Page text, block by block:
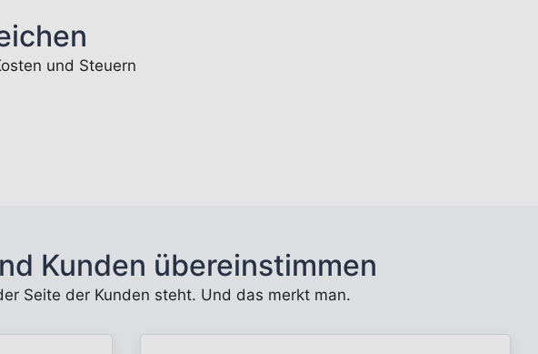
und Steuern
Kunden übereinstimmen
Seite der Kunden steht. Und das merkt man.